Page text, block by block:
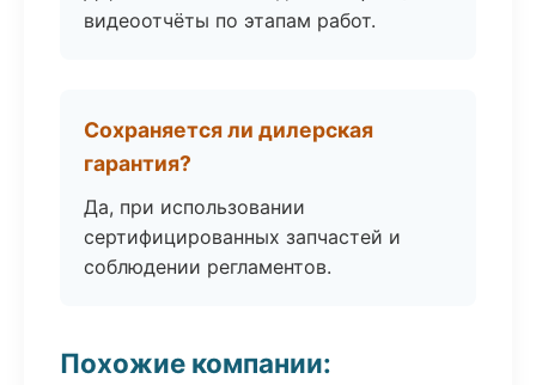
видеоотчёты по этапам работ.
Сохраняется ли дилерская
гарантия?
Да, при использовании
сертифицированных запчастей и
соблюдении регламентов.
Похожие компании: